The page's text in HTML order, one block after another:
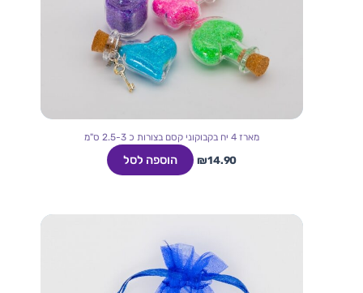
מארז 4 יח בקבוקוני קסם בצורות כ 2.5-3 ס"מ
₪14.90 הוספה לסל